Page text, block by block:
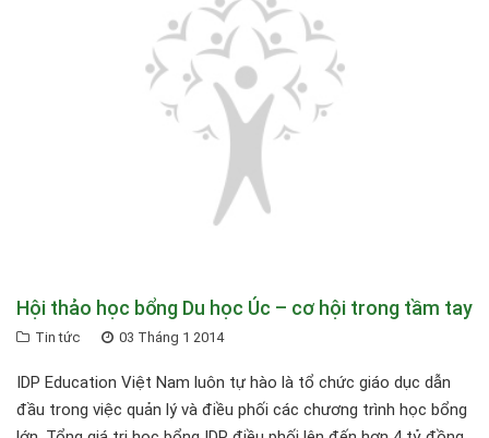
Hội thảo học bổng Du học Úc – cơ hội trong tầm tay
Tin tức 03 Tháng 1 2014
IDP Education Việt Nam luôn tự hào là tổ chức giáo dục dẫn
đầu trong việc quản lý và điều phối các chương trình học bổng